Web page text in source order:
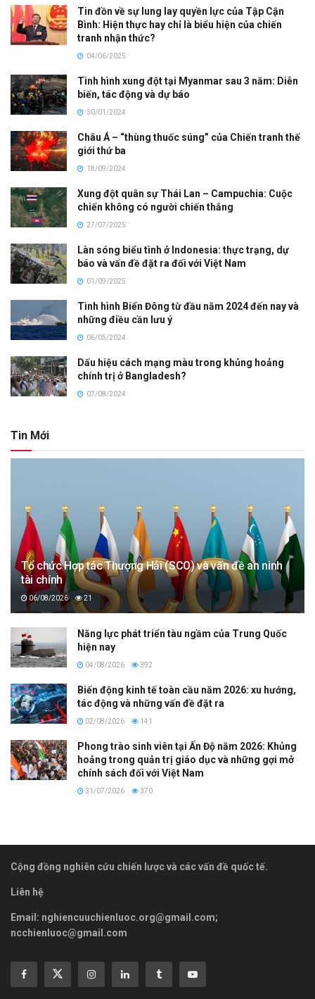
Tin đồn về sự lung lay quyền lực của Tập Cận
Bình: Hiện thực hay chỉ là biểu hiện của chiến
tranh nhận thức?
04/06/2025
Tình hình xung đột tại Myanmar sau 3 năm: Diễn
biến, tác động và dự báo
30/01/2024
Châu Á – “thùng thuốc súng” của Chiến tranh thế
giới thứ ba
18/09/2024
Xung đột quân sự Thái Lan – Campuchia: Cuộc
chiến không có người chiến thắng
27/07/2025
Làn sóng biểu tình ở Indonesia: thực trạng, dự
báo và vấn đề đặt ra đối với Việt Nam
01/09/2025
Tình hình Biển Đông từ đầu năm 2024 đến nay và
những điều cần lưu ý
06/05/2024
Dấu hiệu cách mạng màu trong khủng hoảng
chính trị ở Bangladesh?
07/08/2024
Tin Mới
Tổ chức Hợp tác Thượng Hải (SCO) và vấn đề an ninh
tài chính
06/08/2026 21
Năng lực phát triển tàu ngầm của Trung Quốc
hiện nay
04/08/2026 392
Biến động kinh tế toàn cầu năm 2026: xu hướng,
tác động và những vấn đề đặt ra
02/08/2026 141
Phong trào sinh viên tại Ấn Độ năm 2026: Khủng
hoảng trong quản trị giáo dục và những gợi mở
chính sách đối với Việt Nam
31/07/2026 370
Cộng đồng nghiên cứu chiến lược và các vấn đề quốc tế.
Liên hệ
Email: nghiencuuchienluoc.org@gmail.com;
ncchienluoc@gmail.com